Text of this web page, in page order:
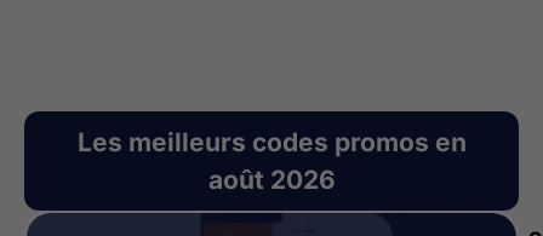
Les meilleurs codes promos en
août 2026